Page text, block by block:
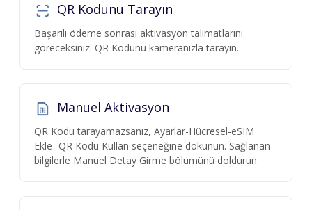
QR Kodunu Tarayın
Başarılı ödeme sonrası aktivasyon talimatlarını
göreceksiniz. QR Kodunu kameranızla tarayın.
Manuel Aktivasyon
QR Kodu tarayamazsanız, Ayarlar-Hücresel-eSIM
Ekle- QR Kodu Kullan seçeneğine dokunun. Sağlanan
bilgilerle Manuel Detay Girme bölümünü doldurun.